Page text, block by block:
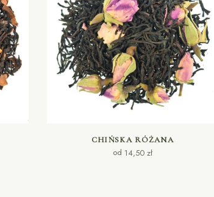
WYBIERZ OPCJE
CHIŃSKA RÓŻANA
od 14,50 zł